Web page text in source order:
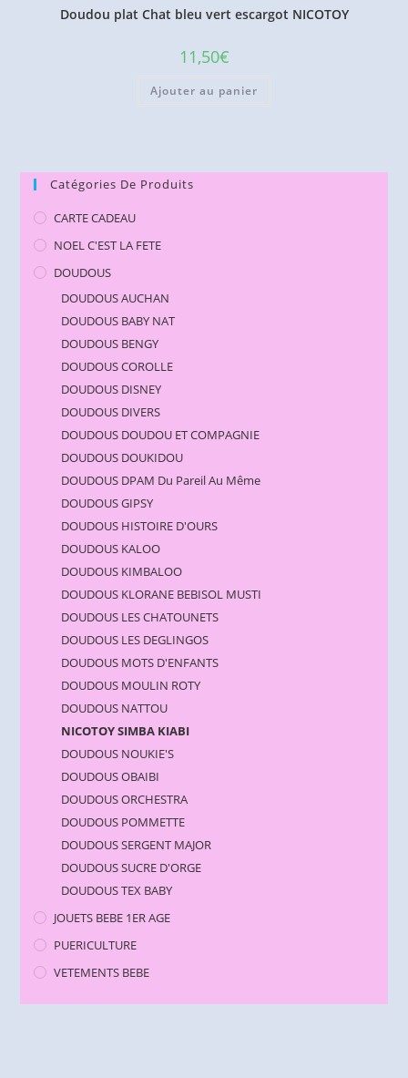
Doudou plat Chat bleu vert escargot NICOTOY
11,50€
Ajouter au panier
Catégories De Produits
CARTE CADEAU
NOEL C'EST LA FETE
DOUDOUS
DOUDOUS AUCHAN
DOUDOUS BABY NAT
DOUDOUS BENGY
DOUDOUS COROLLE
DOUDOUS DISNEY
DOUDOUS DIVERS
DOUDOUS DOUDOU ET COMPAGNIE
DOUDOUS DOUKIDOU
DOUDOUS DPAM Du Pareil Au Même
DOUDOUS GIPSY
DOUDOUS HISTOIRE D'OURS
DOUDOUS KALOO
DOUDOUS KIMBALOO
DOUDOUS KLORANE BEBISOL MUSTI
DOUDOUS LES CHATOUNETS
DOUDOUS LES DEGLINGOS
DOUDOUS MOTS D'ENFANTS
DOUDOUS MOULIN ROTY
DOUDOUS NATTOU
NICOTOY SIMBA KIABI
DOUDOUS NOUKIE'S
DOUDOUS OBAIBI
DOUDOUS ORCHESTRA
DOUDOUS POMMETTE
DOUDOUS SERGENT MAJOR
DOUDOUS SUCRE D'ORGE
DOUDOUS TEX BABY
JOUETS BEBE 1ER AGE
PUERICULTURE
VETEMENTS BEBE